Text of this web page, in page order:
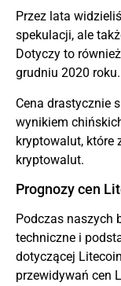
Przez lata
spekulacji, ale
Dotyczy to
grudniu 2020 roku.
Cena drastycznie
wynikiem
kryptowalut, które
kryptowalut.
Prognozy cen
Podczas naszych
techniczne i
dotyczącej
przewidywań cen